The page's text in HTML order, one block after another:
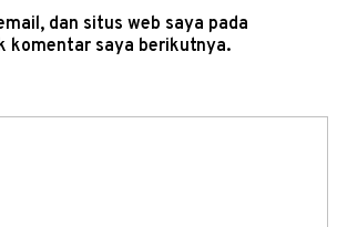
dan situs web saya pada
komentar saya berikutnya.